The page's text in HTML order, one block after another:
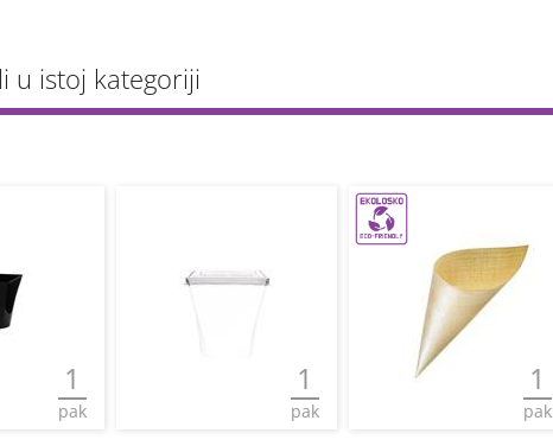
u istoj kategoriji
1
pak
1
pak
1
pak